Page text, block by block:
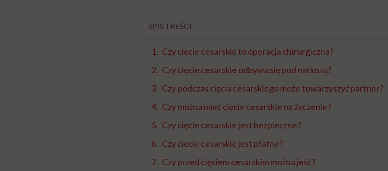
SPIS TREŚCI
Czy cięcie cesarskie to operacja chirurgiczna?
Czy cięcie cesarskie odbywa się pod narkozą?
Czy podczas cięcia cesarskiego może towarzyszyć partner?
Czy można mieć cięcie cesarskie na życzenie?
Czy cięcie cesarskie jest bezpieczne?
Czy cięcie cesarskie jest płatne?
Czy przed cięciem cesarskim można jeść?